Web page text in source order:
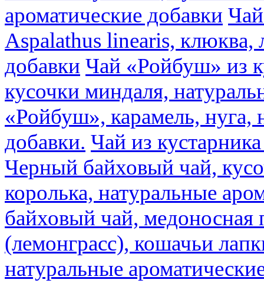
ароматические добавки
Aspalathus linearis, клюква,
добавки Чай «Ройбуш» из
кусочки миндаля,
«Ройбуш», карамель, нуга,
добавки. Чай из
Черный байховый чай,
королька, натуральные
байховый чай, медоносная
(лемонграсс), кошачьи
натуральные